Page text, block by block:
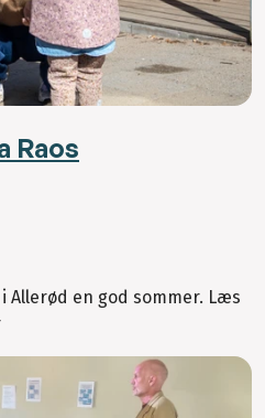
Raos
Allerød en god sommer. Læs